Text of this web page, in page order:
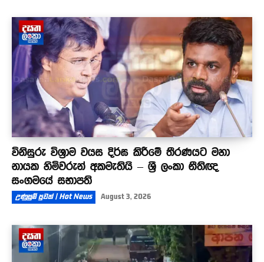
විනිසුරු විශ්‍රාම වයස දිර්ඝ කිරීමේ තීරණයට මහා
නායක හිමිවරුන් අකමැතියි – ශ්‍රී ලංකා නීතිඥ
සංගමයේ සභාපති
උණුසුම් පුවත් | Hot News August 3, 2026